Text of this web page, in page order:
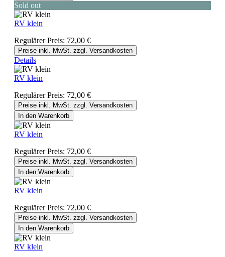
Sold out
RV klein
Regulärer Preis: 72,00 €
Preise inkl. MwSt. zzgl. Versandkosten
Details
RV klein
Regulärer Preis: 72,00 €
Preise inkl. MwSt. zzgl. Versandkosten
In den Warenkorb
RV klein
Regulärer Preis: 72,00 €
Preise inkl. MwSt. zzgl. Versandkosten
In den Warenkorb
RV klein
Regulärer Preis: 72,00 €
Preise inkl. MwSt. zzgl. Versandkosten
In den Warenkorb
RV klein